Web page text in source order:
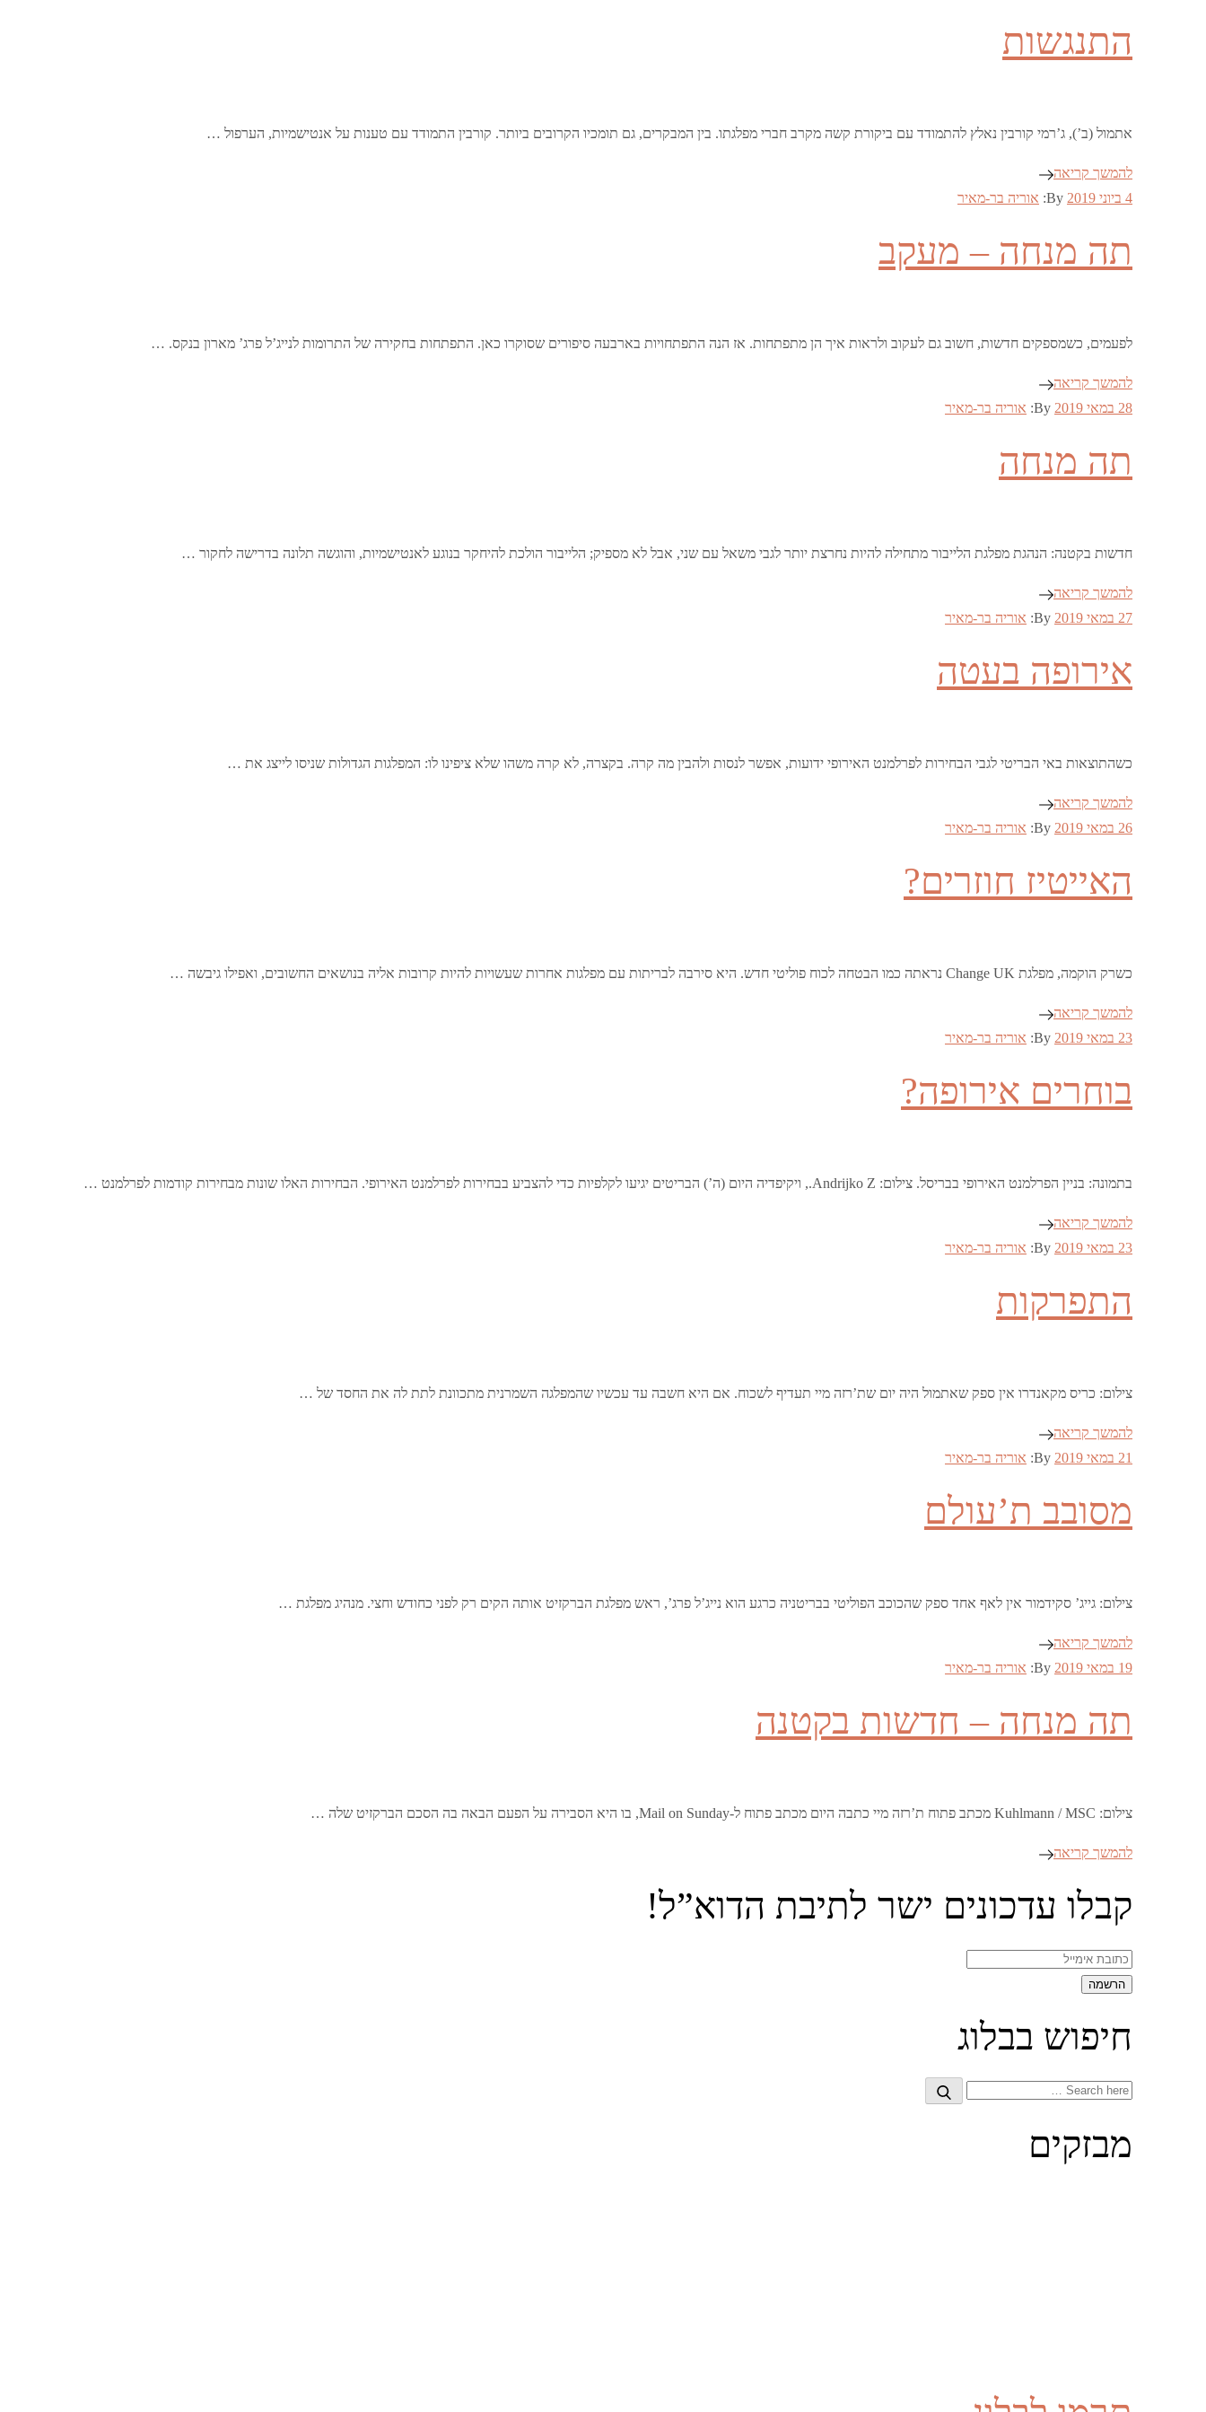
התנגשות
אתמול (ב’), ג’רמי קורבין נאלץ להתמודד עם ביקורת קשה מקרב חברי מפלגתו. בין המבקרים, גם תומכיו הקרובים ביותר. קורבין התמודד עם טענות על אנטישמיות, הערפול …
להמשך קריאה
Posted
4 ביוני 2019 By: אוריה בר-מאיר
תה מנחה – מעקב
לפעמים, כשמספקים חדשות, חשוב גם לעקוב ולראות איך הן מתפתחות. אז הנה התפתחויות בארבעה סיפורים שסוקרו כאן. התפתחות בחקירה של התרומות לנייג’ל פרג’ מארון בנקס. …
להמשך קריאה
Posted
28 במאי 2019 By: אוריה בר-מאיר
תה מנחה
חדשות בקטנה: הנהגת מפלגת הלייבור מתחילה להיות נחרצת יותר לגבי משאל עם שני, אבל לא מספיק; הלייבור הולכת להיחקר בנוגע לאנטישמיות, והוגשה תלונה בדרישה לחקור …
להמשך קריאה
Posted
27 במאי 2019 By: אוריה בר-מאיר
אירופה בעטה
כשהתוצאות באי הבריטי לגבי הבחירות לפרלמנט האירופי ידועות, אפשר לנסות ולהבין מה קרה. בקצרה, לא קרה משהו שלא ציפינו לו: המפלגות הגדולות שניסו לייצג את …
להמשך קריאה
Posted
26 במאי 2019 By: אוריה בר-מאיר
האייטיז חוזרים?
כשרק הוקמה, מפלגת Change UK נראתה כמו הבטחה לכוח פוליטי חדש. היא סירבה לבריתות עם מפלגות אחרות שעשויות להיות קרובות אליה בנושאים החשובים, ואפילו גיבשה …
להמשך קריאה
Posted
23 במאי 2019 By: אוריה בר-מאיר
בוחרים אירופה?
בתמונה: בניין הפרלמנט האירופי בבריסל. צילום: Andrijko Z., ויקיפדיה היום (ה’) הבריטים יגיעו לקלפיות כדי להצביע בבחירות לפרלמנט האירופי. הבחירות האלו שונות מבחירות קודמות לפרלמנט …
להמשך קריאה
Posted
23 במאי 2019 By: אוריה בר-מאיר
התפרקות
צילום: כריס מקאנדרו אין ספק שאתמול היה יום שת’רזה מיי תעדיף לשכוח. אם היא חשבה עד עכשיו שהמפלגה השמרנית מתכוונת לתת לה את החסד של …
להמשך קריאה
Posted
21 במאי 2019 By: אוריה בר-מאיר
מסובב ת’עולם
צילום: גייג’ סקידמור אין לאף אחד ספק שהכוכב הפוליטי בבריטניה כרגע הוא נייג’ל פרג’, ראש מפלגת הברקזיט אותה הקים רק לפני כחודש וחצי. מנהיג מפלגת …
להמשך קריאה
Posted
19 במאי 2019 By: אוריה בר-מאיר
תה מנחה – חדשות בקטנה
צילום: Kuhlmann / MSC מכתב פתוח ת’רזה מיי כתבה היום מכתב פתוח ל-Mail on Sunday, בו היא הסבירה על הפעם הבאה בה הסכם הברקזיט שלה …
להמשך קריאה
קבלו עדכונים ישר לתיבת הדוא”ל!
חיפוש בבלוג
Search
Search
מבזקים